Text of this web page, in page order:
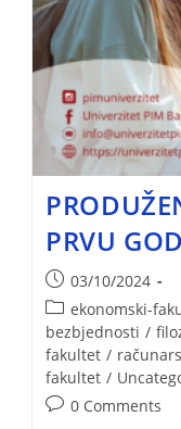
PRVU
03/10/2024
ekonomski-
bezbjednosti /
fakultet /
fakultet /
0 Comments